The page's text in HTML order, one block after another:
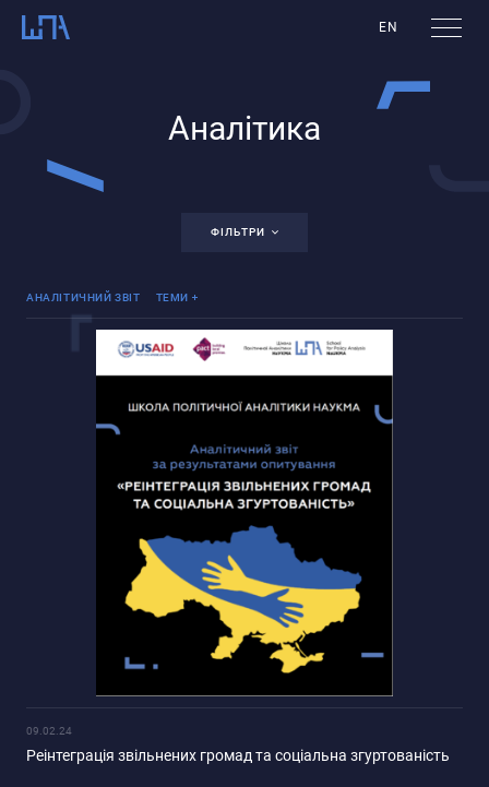
EN
Аналітика
ФІЛЬТРИ
АНАЛІТИЧНИЙ ЗВІТ ТЕМИ
Реінтеграція ТОТ
09.02.24
Реінтеграція звільнених громад та соціальна згуртованість